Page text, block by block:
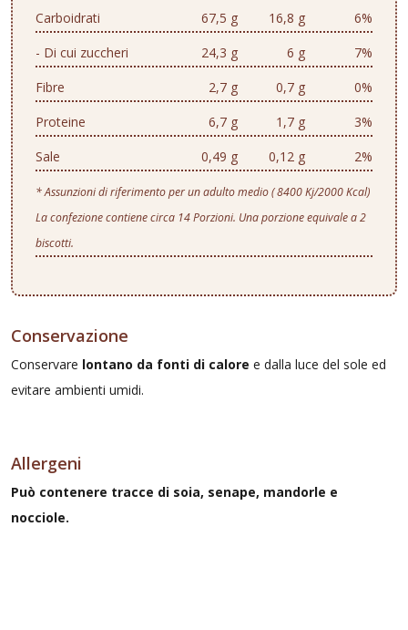
Carboidrati
67,5 g 16,8 g
6%
- Di cui zuccheri
24,3 g 6 g
7%
Fibre
2,7 g 0,7 g
0%
Proteine
6,7 g 1,7 g
3%
Sale
0,49 g 0,12 g 2%
* Assunzioni di riferimento per un adulto medio ( 8400 Kj/2000 Kcal)
La confezione contiene circa 14 Porzioni. Una porzione equivale a 2
biscotti.
Conservazione
Conservare lontano da fonti di calore e dalla luce del sole ed
evitare ambienti umidi.
Allergeni
Può contenere tracce di soia, senape, mandorle e
nocciole.